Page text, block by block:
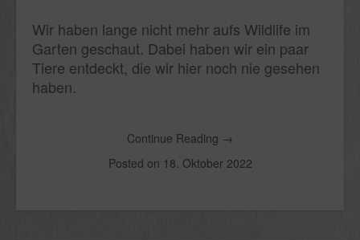
Wir haben lange nicht mehr aufs Wildlife im
Garten geschaut. Dabei haben wir ein paar
Tiere entdeckt, die wir hier noch nie gesehen
haben.
Continue Reading →
Posted on 18. Oktober 2022